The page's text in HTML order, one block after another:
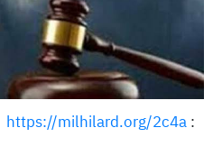
:
https://milhilard.org/2c4a